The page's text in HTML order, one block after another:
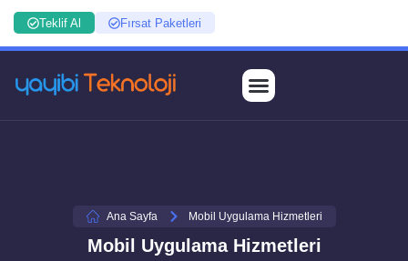
Teklif Al Fırsat Paketleri
Ana Sayfa Mobil Uygulama Hizmetleri
Mobil Uygulama Hizmetleri